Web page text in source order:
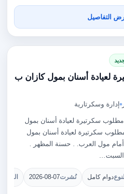
التفاصيل
لعيادة أسنان بمول كازان ب
إدارة وسكرتارية
مطلوب سكرتيرة لعيادة أسنان بمول
أكتوبرمطلوب سكرتيرة لعيادة أسنان بمول
أكتوبر أمام مول العرب. . حسنة المظهر .
دوام كامل نُشرت2026-08-07